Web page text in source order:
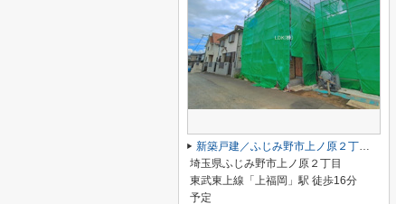
新築戸建／ふじみ野市上ノ原２丁目（全2棟）
埼玉県ふじみ野市上ノ原２丁目
東武東上線「上福岡」駅 徒歩16分
予定